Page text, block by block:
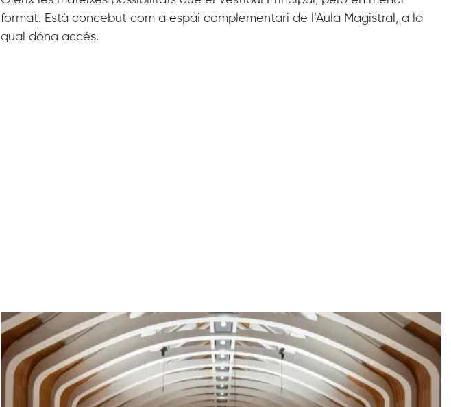
format. Està concebut com a espai complementari de l’Aula Magistral, a la
qual dóna accés.